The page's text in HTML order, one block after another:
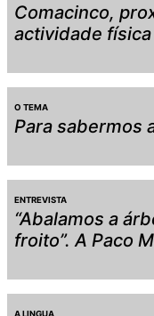
Comacinco,
actividade física
O TEMA
Para sabermos
ENTREVISTA
“Abalamos a
froito”. A Paco
A LINGUA